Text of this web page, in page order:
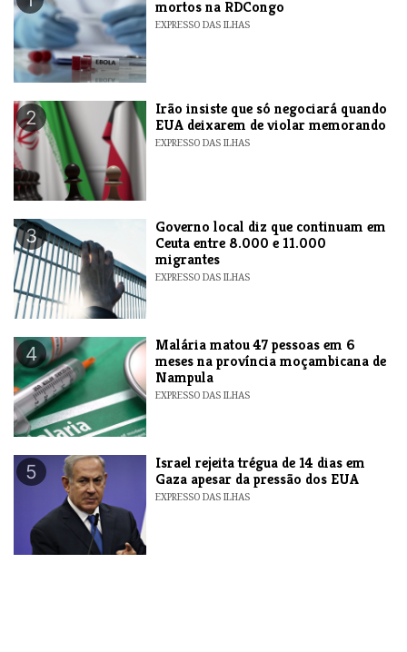
mortos na RDCongo
EXPRESSO DAS ILHAS
2
​Irão insiste que só negociará quando
EUA deixarem de violar memorando
EXPRESSO DAS ILHAS
3
​Governo local diz que continuam em
Ceuta entre 8.000 e 11.000
migrantes
EXPRESSO DAS ILHAS
4
​Malária matou 47 pessoas em 6
meses na província moçambicana de
Nampula
EXPRESSO DAS ILHAS
5
​Israel rejeita trégua de 14 dias em
Gaza apesar da pressão dos EUA
EXPRESSO DAS ILHAS